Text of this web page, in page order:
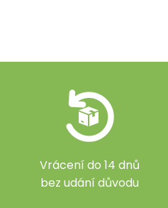
Vrácení do 14 dnů
bez udání důvodu